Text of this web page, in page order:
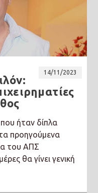
14/11/2023
ήταν δίπλα
προηγούμενα
του ΑΠΣ
θα γίνει γενική